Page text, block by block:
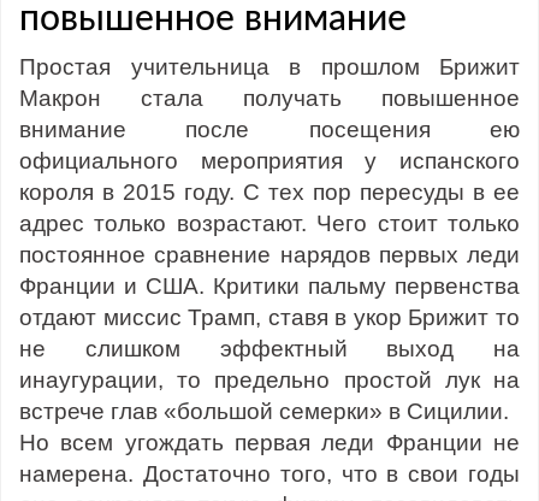
повышенное внимание
Простая учительница в прошлом Брижит
Макрон стала получать повышенное
внимание после посещения ею
официального мероприятия у испанского
короля в 2015 году. С тех пор пересуды в ее
адрес только возрастают. Чего стоит только
постоянное сравнение нарядов первых леди
Франции и США. Критики пальму первенства
отдают миссис Трамп, ставя в укор Брижит то
не слишком эффектный выход на
инаугурации, то предельно простой лук на
встрече глав «большой семерки» в Сицилии.
Но всем угождать первая леди Франции не
намерена. Достаточно того, что в свои годы